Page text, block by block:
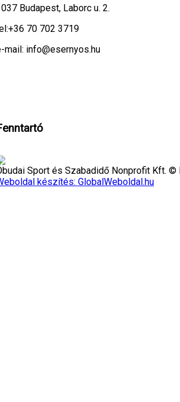
Budapest, Laborc u. 2.
+36 70 702 3719
mail: info@esernyos.hu
Sport és Szabadidő Nonprofit Kft. ©
készítés: GlobalWeboldal.hu